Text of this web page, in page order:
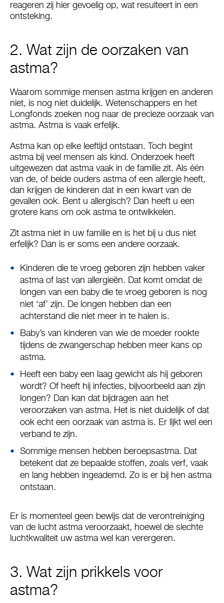
reageren zij hier gevoelig op, wat resulteert in een
ontsteking.
2. Wat zijn de oorzaken van
astma?
Waarom sommige mensen astma krijgen en anderen
niet, is nog niet duidelijk. Wetenschappers en het
Longfonds zoeken nog naar de precieze oorzaak van
astma. Astma is vaak erfelijk.
Astma kan op elke leeftijd ontstaan. Toch begint
astma bij veel mensen als kind. Onderzoek heeft
uitgewezen dat astma vaak in de familie zit. Als één
van de, of beide ouders astma of een allergie heeft,
dan krijgen de kinderen dat in een kwart van de
gevallen ook. Bent u allergisch? Dan heeft u een
grotere kans om ook astma te ontwikkelen.
Zit astma niet in uw familie en is het bij u dus niet
erfelijk? Dan is er soms een andere oorzaak.
Kinderen die te vroeg geboren zijn hebben vaker
astma of last van allergieën. Dat komt omdat de
longen van een baby die te vroeg geboren is nog
niet ‘af’ zijn. De longen hebben dan een
achterstand die niet meer in te halen is.
Baby’s van kinderen van wie de moeder rookte
tijdens de zwangerschap hebben meer kans op
astma.
Heeft een baby een laag gewicht als hij geboren
wordt? Of heeft hij infecties, bijvoorbeeld aan zijn
longen? Dan kan dat bijdragen aan het
veroorzaken van astma. Het is niet duidelijk of dat
ook echt een oorzaak van astma is. Er lijkt wel een
verband te zijn.
Sommige mensen hebben beroepsastma. Dat
betekent dat ze bepaalde stoffen, zoals verf, vaak
en lang hebben ingeademd. Zo is er bij hen astma
ontstaan.
Er is momenteel geen bewijs dat de verontreiniging
van de lucht astma veroorzaakt, hoewel de slechte
luchtkwaliteit uw astma wel kan verergeren.
3. Wat zijn prikkels voor
astma?